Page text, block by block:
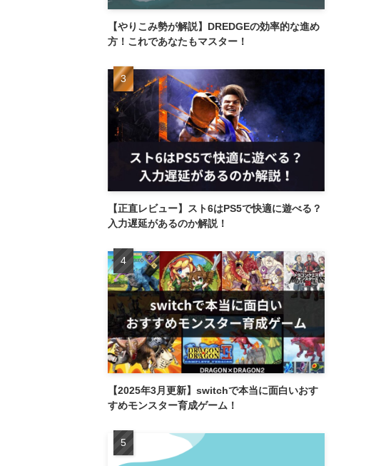
【やりこみ勢が解説】DREDGEの効率的な進め
方！これであなたもマスター！
【正直レビュー】スト6はPS5で快適に遊べる？
入力遅延があるのか解説！
【2025年3月更新】switchで本当に面白いおす
すめモンスター育成ゲーム！